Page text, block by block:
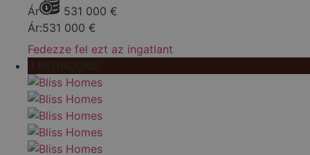
Ár
531 000 €
Ár:531 000 €
Fedezze fel ezt az ingatlant